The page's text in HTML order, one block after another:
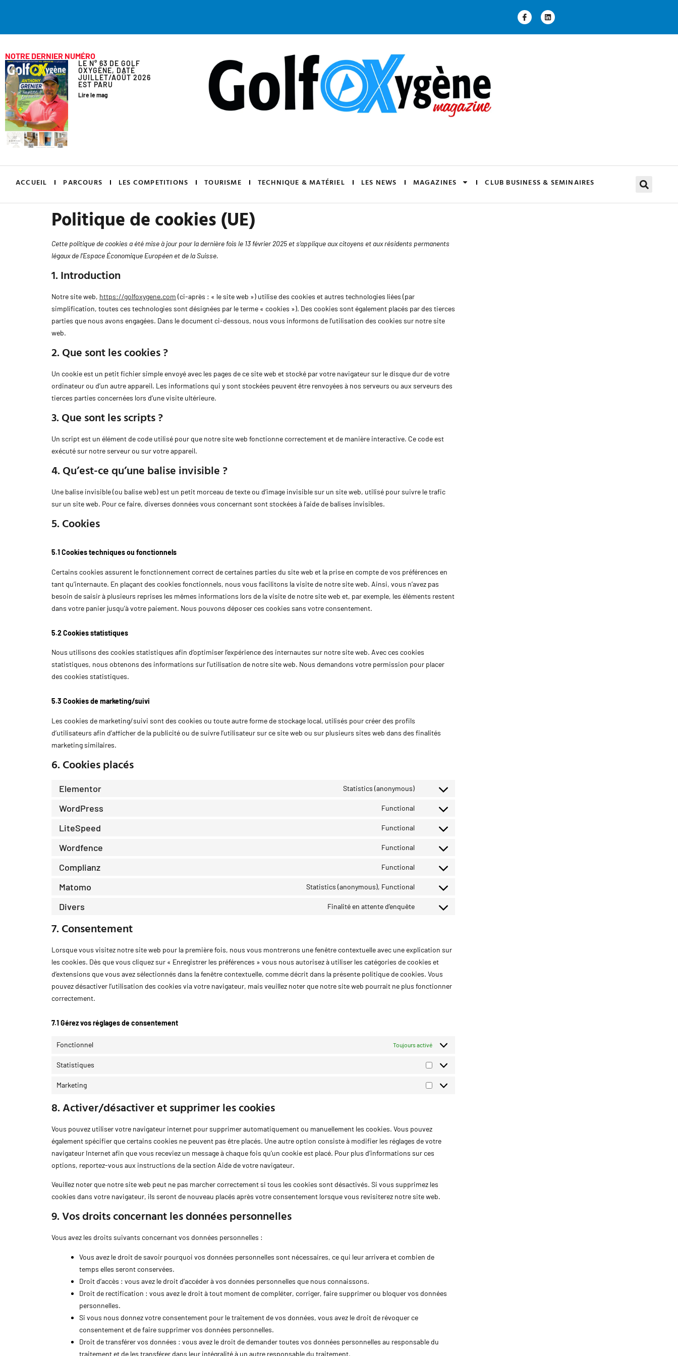
NOTRE DERNIER NUMÉRO
LE N° 63 DE GOLF
OXYGÈNE, DATÉ
JUILLET/AOÛT 2026
EST PARU
Lire le mag
ACCUEIL PARCOURS LES COMPETITIONS TOURISME TECHNIQUE & MATÉRIEL LES NEWS MAGAZINES CLUB BUSINESS & SEMINAIRES
Politique de cookies (UE)
Cette politique de cookies a été mise à jour pour la dernière fois le 13 février 2025 et s’applique aux citoyens et aux résidents permanents
légaux de l’Espace Économique Européen et de la Suisse.
1. Introduction
Notre site web, https://golfoxygene.com (ci-après : « le site web ») utilise des cookies et autres technologies liées (par
simplification, toutes ces technologies sont désignées par le terme « cookies »). Des cookies sont également placés par des tierces
parties que nous avons engagées. Dans le document ci-dessous, nous vous informons de l’utilisation des cookies sur notre site
web.
2. Que sont les cookies ?
Un cookie est un petit fichier simple envoyé avec les pages de ce site web et stocké par votre navigateur sur le disque dur de votre
ordinateur ou d’un autre appareil. Les informations qui y sont stockées peuvent être renvoyées à nos serveurs ou aux serveurs des
tierces parties concernées lors d’une visite ultérieure.
3. Que sont les scripts ?
Un script est un élément de code utilisé pour que notre site web fonctionne correctement et de manière interactive. Ce code est
exécuté sur notre serveur ou sur votre appareil.
4. Qu’est-ce qu’une balise invisible ?
Une balise invisible (ou balise web) est un petit morceau de texte ou d’image invisible sur un site web, utilisé pour suivre le trafic
sur un site web. Pour ce faire, diverses données vous concernant sont stockées à l’aide de balises invisibles.
5. Cookies
5.1 Cookies techniques ou fonctionnels
Certains cookies assurent le fonctionnement correct de certaines parties du site web et la prise en compte de vos préférences en
tant qu’internaute. En plaçant des cookies fonctionnels, nous vous facilitons la visite de notre site web. Ainsi, vous n’avez pas
besoin de saisir à plusieurs reprises les mêmes informations lors de la visite de notre site web et, par exemple, les éléments restent
dans votre panier jusqu’à votre paiement. Nous pouvons déposer ces cookies sans votre consentement.
5.2 Cookies statistiques
Nous utilisons des cookies statistiques afin d’optimiser l’expérience des internautes sur notre site web. Avec ces cookies
statistiques, nous obtenons des informations sur l’utilisation de notre site web. Nous demandons votre permission pour placer
des cookies statistiques.
5.3 Cookies de marketing/suivi
Les cookies de marketing/suivi sont des cookies ou toute autre forme de stockage local, utilisés pour créer des profils
d’utilisateurs afin d’afficher de la publicité ou de suivre l’utilisateur sur ce site web ou sur plusieurs sites web dans des finalités
marketing similaires.
6. Cookies placés
Elementor Statistics (anonymous)
WordPress Functional
LiteSpeed Functional
Wordfence Functional
Complianz Functional
Matomo Statistics (anonymous), Functional
Divers Finalité en attente d’enquête
7. Consentement
Lorsque vous visitez notre site web pour la première fois, nous vous montrerons une fenêtre contextuelle avec une explication sur
les cookies. Dès que vous cliquez sur « Enregistrer les préférences » vous nous autorisez à utiliser les catégories de cookies et
d’extensions que vous avez sélectionnés dans la fenêtre contextuelle, comme décrit dans la présente politique de cookies. Vous
pouvez désactiver l’utilisation des cookies via votre navigateur, mais veuillez noter que notre site web pourrait ne plus fonctionner
correctement.
7.1 Gérez vos réglages de consentement
Fonctionnel Toujours activé
Statistiques
Marketing
8. Activer/désactiver et supprimer les cookies
Vous pouvez utiliser votre navigateur internet pour supprimer automatiquement ou manuellement les cookies. Vous pouvez
également spécifier que certains cookies ne peuvent pas être placés. Une autre option consiste à modifier les réglages de votre
navigateur Internet afin que vous receviez un message à chaque fois qu’un cookie est placé. Pour plus d’informations sur ces
options, reportez-vous aux instructions de la section Aide de votre navigateur.
Veuillez noter que notre site web peut ne pas marcher correctement si tous les cookies sont désactivés. Si vous supprimez les
cookies dans votre navigateur, ils seront de nouveau placés après votre consentement lorsque vous revisiterez notre site web.
9. Vos droits concernant les données personnelles
Vous avez les droits suivants concernant vos données personnelles :
Vous avez le droit de savoir pourquoi vos données personnelles sont nécessaires, ce qui leur arrivera et combien de
temps elles seront conservées.
Droit d’accès : vous avez le droit d’accéder à vos données personnelles que nous connaissons.
Droit de rectification : vous avez le droit à tout moment de compléter, corriger, faire supprimer ou bloquer vos données
personnelles.
Si vous nous donnez votre consentement pour le traitement de vos données, vous avez le droit de révoquer ce
consentement et de faire supprimer vos données personnelles.
Droit de transférer vos données : vous avez le droit de demander toutes vos données personnelles au responsable du
traitement et de les transférer dans leur intégralité à un autre responsable du traitement.